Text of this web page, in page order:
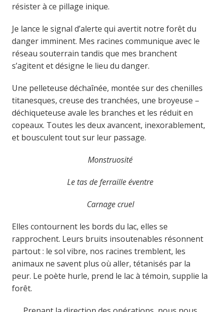
résister à ce pillage inique.
Je lance le signal d’alerte qui avertit notre forêt du
danger imminent. Mes racines communique avec le
réseau souterrain tandis que mes branchent
s’agitent et désigne le lieu du danger.
Une pelleteuse déchaînée, montée sur des chenilles
titanesques, creuse des tranchées, une broyeuse –
déchiqueteuse avale les branches et les réduit en
copeaux. Toutes les deux avancent, inexorablement,
et bousculent tout sur leur passage.
Monstruosité
Le tas de ferraille éventre
Carnage cruel
Elles contournent les bords du lac, elles se
rapprochent. Leurs bruits insoutenables résonnent
partout : le sol vibre, nos racines tremblent, les
animaux ne savent plus où aller, tétanisés par la
peur. Le poète hurle, prend le lac à témoin, supplie la
forêt.